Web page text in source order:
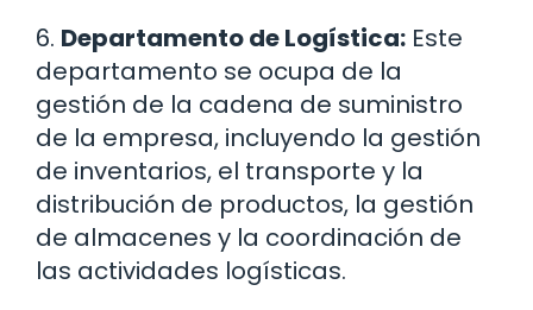
6. Departamento de Logística: Este
departamento se ocupa de la
gestión de la cadena de suministro
de la empresa, incluyendo la gestión
de inventarios, el transporte y la
distribución de productos, la gestión
de almacenes y la coordinación de
las actividades logísticas.